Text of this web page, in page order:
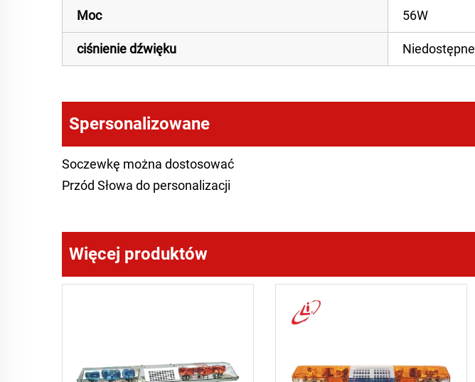
Moc 56W
ciśnienie dźwięku Niedostępne
Spersonalizowane
Soczewkę można dostosować
Przód Słowa do personalizacji
Więcej produktów